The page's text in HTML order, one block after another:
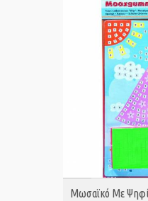
ΑΓΟΡΑ
Μωσαϊκό Με